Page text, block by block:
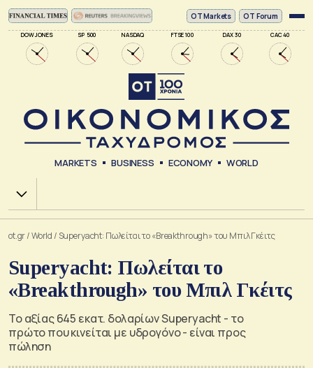
DOW JONES SP 500 NASDAQ FTSE 100 DAX 30 CAC 40
ΟΤ Markets OT Forum
MARKETS BUSINESS ECONOMY WORLD
Χ.Α.
ot.gr/World / Superyacht: Πωλείται το «Breakthrough» του Μπιλ Γκέιτς
Superyacht: Πωλείται το
«Breakthrough» του Μπιλ Γκέιτς
Το αξίας 645 εκατ. δολαρίων Superyacht - το
πρώτο που κινείται με υδρογόνο - είναι προς
πώληση